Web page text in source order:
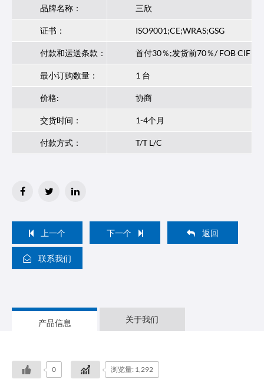
品牌名称： 三欣
证书： ISO9001;CE;WRAS;GSG
付款和运送条款： 首付30％;发货前70％/ FOB CIF
最小订购数量： 1 台
价格: 协商
交货时间： 1-4个月
付款方式： T/T L/C
上一个 下一个 返回
联系我们
产品信息 关于我们
0 浏览量: 1,292